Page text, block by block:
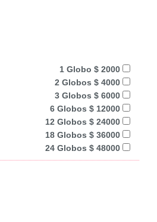
1 Globo $ 2000
2 Globos $ 4000
3 Globos $ 6000
6 Globos $ 12000
12 Globos $ 24000
18 Globos $ 36000
24 Globos $ 48000